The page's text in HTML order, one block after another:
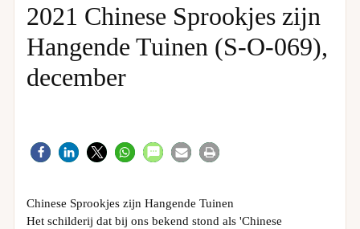
2021 Chinese Sprookjes zijn
Hangende Tuinen (S-O-069),
december
Chinese Sprookjes zijn Hangende Tuinen
Het schilderij dat bij ons bekend stond als 'Chinese